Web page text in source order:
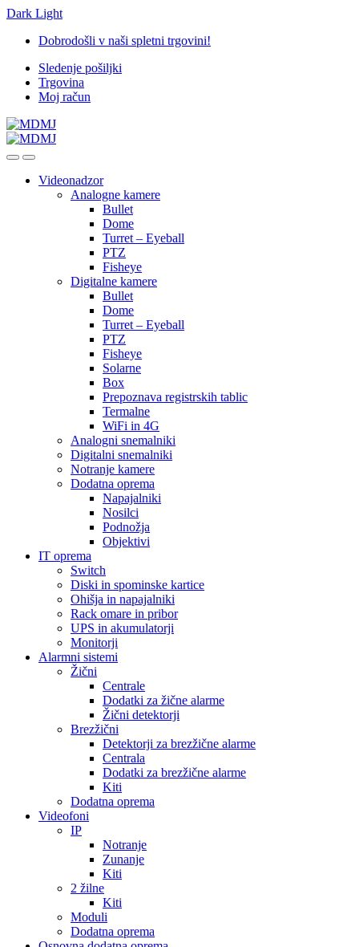
Dark Light
Skip
navigation
Skip
content
Dobrodošli v naši spletni trgovini!
Sledenje pošiljki
Trgovina
Moj račun
Videonadzor
Analogne kamere
Bullet
Dome
Turret – Eyeball
PTZ
Fisheye
Digitalne kamere
Bullet
Dome
Turret – Eyeball
PTZ
Fisheye
Solarne
Box
Prepoznava registrskih tablic
Termalne
WiFi in 4G
Analogni snemalniki
Digitalni snemalniki
Notranje kamere
Dodatna oprema
Napajalniki
Nosilci
Podnožja
Objektivi
IT oprema
Switch
Diski in spominske kartice
Ohišja in napajalniki
Rack omare in pribor
UPS in akumulatorji
Monitorji
Alarmni sistemi
Žični
Centrale
Dodatki za žične alarme
Žični detektorji
Brezžični
Detektorji za brezžične alarme
Centrala
Dodatki za brezžične alarme
Kiti
Dodatna oprema
Videofoni
IP
Notranje
Zunanje
Kiti
2 žilne
Kiti
Moduli
Dodatna oprema